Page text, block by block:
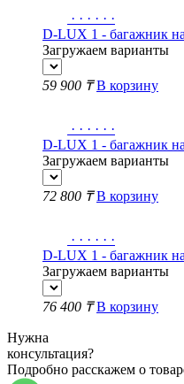
· · · · · ·
D-LUX 1 - багажник
Загружаем варианты
59 900 ₸ В корзину
· · · · · ·
D-LUX 1 - багажник
Загружаем варианты
72 800 ₸ В корзину
· · · · · ·
D-LUX 1 - багажник
Загружаем варианты
76 400 ₸ В корзину
Нужна
консультация?
Подробно расскажем о